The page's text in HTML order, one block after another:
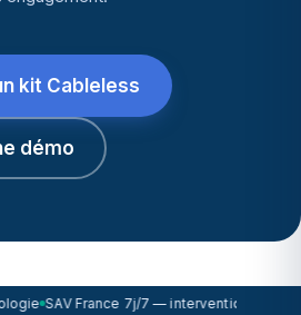
kit Cableless
démo
SAV France 7j/7 — intervention sous